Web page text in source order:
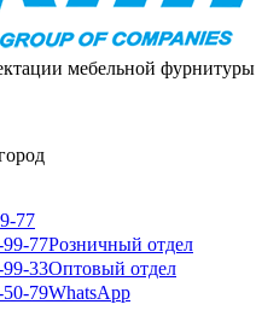
мебельной фурнитуры
77
77Розничный отдел
33Оптовый отдел
79WhatsApp